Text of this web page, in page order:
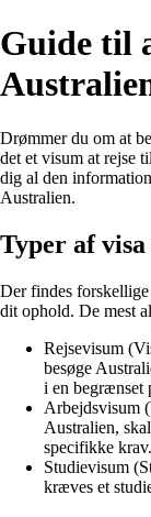
Guide til
Drømmer du om at
det et visum at rejse
dig al den
Australien.
Typer af
Der findes
dit ophold. De mest
Rejsevisum
besøge
i en begrænset
Arbejdsvisum
Australien,
specifikke krav.
Studievisum
kræves et